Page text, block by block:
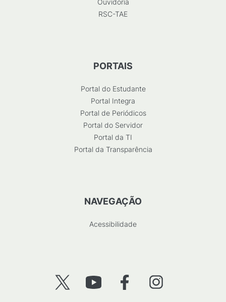
Ouvidoria
RSC-TAE
PORTAIS
Portal do Estudante
Portal Integra
Portal de Periódicos
Portal do Servidor
Portal da TI
Portal da Transparência
NAVEGAÇÃO
Acessibilidade